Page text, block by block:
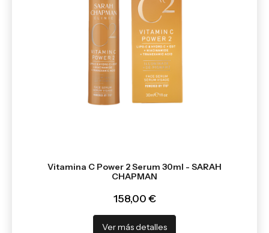
Vitamina C Power 2 Serum 30ml - SARAH
CHAPMAN
158,00 €
Ver más detalles